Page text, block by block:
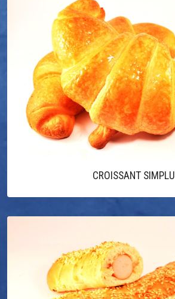
CROISSANT SIMPLU